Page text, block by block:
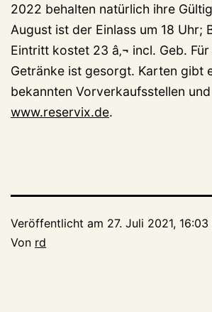
2022 behalten natürlich ihre
August ist der Einlass um 18 Uhr;
Eintritt kostet 23 â‚¬ incl. Geb.
Getränke ist gesorgt. Karten gibt
bekannten Vorverkaufsstellen
www.reservix.de.
Veröffentlicht am 27. Juli 2021, 16:03
Von rd